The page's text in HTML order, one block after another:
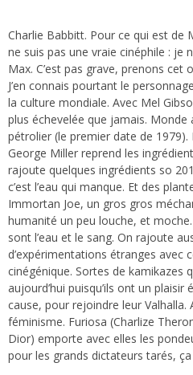
Charlie Babbitt. Pour ce qui est de
ne suis pas une vraie cinéphile : je
Max. C’est pas grave, prenons
J’en connais pourtant le
la culture mondiale. Avec Mel
plus échevelée que jamais.
pétrolier (le premier date de
George Miller reprend les
rajoute quelques ingrédients so
c’est l’eau qui manque. Et des
Immortan Joe, un gros gros
humanité un peu louche, et
sont l’eau et le sang. On rajoute
d’expérimentations étranges avec
cinégénique. Sortes de kamikazes
aujourd’hui puisqu’ils ont un
cause, pour rejoindre leur
féminisme. Furiosa (Charlize
Dior) emporte avec elles les
pour les grands dictateurs tarés,